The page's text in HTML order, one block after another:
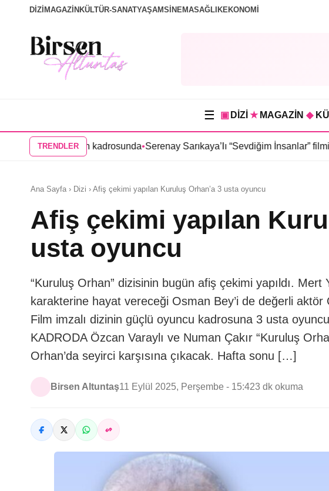
DİZİ MAGAZİN KÜLTÜR-SANATYAŞAMSİNEMASAĞLIKEKONOMİ
☰ ▣ DİZİ ★ MAGAZİN ◆
TRENDLER
dizisinin kadrosunda•Serenay Sarıkaya’lı “Sevdiğim İnsanlar” filmine flaş
Ana Sayfa › Dizi › Afiş çekimi yapılan Kuruluş Orhan’a 3 usta oyuncu
Afiş çekimi yapılan
usta oyuncu
“Kuruluş Orhan” dizisinin bugün afiş çekimi yapıldı. Mert
karakterine hayat vereceği Osman Bey’i de değerli aktör
Film imzalı dizinin güçlü oyuncu kadrosuna 3 usta
KADRODA Özcan Varaylı ve Numan Çakır “Kuruluş
Orhan’da seyirci karşısına çıkacak. Hafta sonu […]
Birsen Altuntaş11 Eylül 2025, Perşembe - 15:423 dk okuma